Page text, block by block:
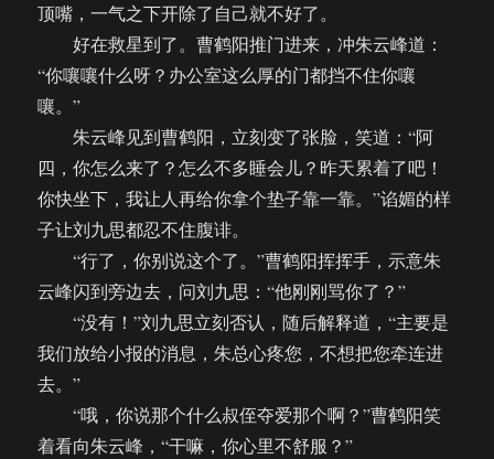
顶嘴，一气之下开除了自己就不好了。
好在救星到了。曹鹤阳推门进来，冲朱云峰道：
“你嚷嚷什么呀？办公室这么厚的门都挡不住你嚷
嚷。”
朱云峰见到曹鹤阳，立刻变了张脸，笑道：“阿
四，你怎么来了？怎么不多睡会儿？昨天累着了吧！
你快坐下，我让人再给你拿个垫子靠一靠。”谄媚的样
子让刘九思都忍不住腹诽。
“行了，你别说这个了。”曹鹤阳挥挥手，示意朱
云峰闪到旁边去，问刘九思：“他刚刚骂你了？”
“没有！”刘九思立刻否认，随后解释道，“主要是
我们放给小报的消息，朱总心疼您，不想把您牵连进
去。”
“哦，你说那个什么叔侄夺爱那个啊？”曹鹤阳笑
着看向朱云峰，“干嘛，你心里不舒服？”